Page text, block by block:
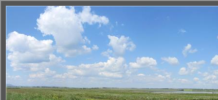
Новости
< К списку ООПТ | Подробно Кадастр | На карте | Фотоальбом